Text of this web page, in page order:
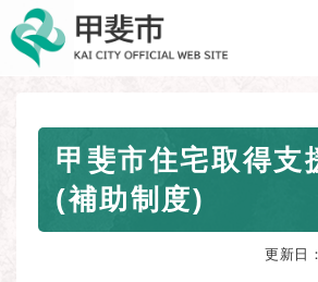
ー
メニューを飛ばして本文
甲斐市住宅取得支
(補助制度)
更新日